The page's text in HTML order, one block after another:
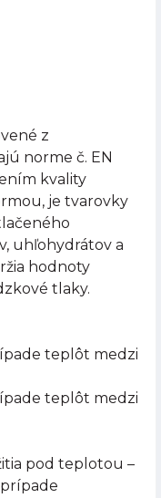
z
norme č. EN
kvality
je tvarovky
uhľohydrátov a
hodnoty
tlaky.
teplôt medzi
teplôt medzi
pod teplotou –